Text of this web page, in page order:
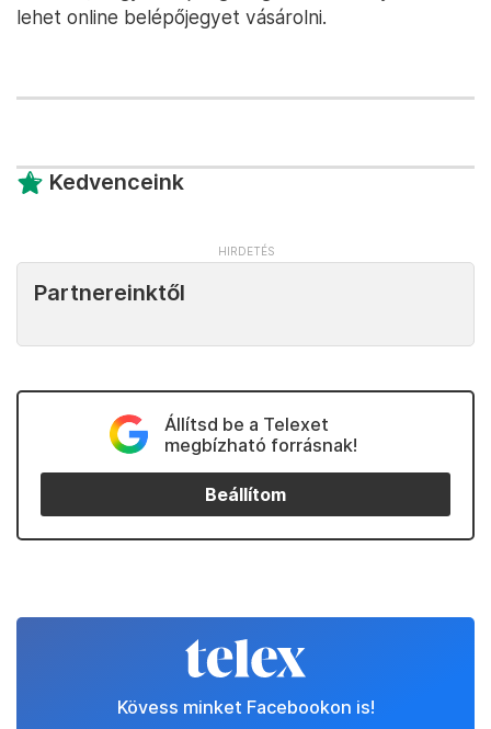
lehet online belépőjegyet vásárolni.
Kedvenceink
Partnereinktől
Állítsd be a Telexet
megbízható forrásnak!
Beállítom
Kövess minket Facebookon is!